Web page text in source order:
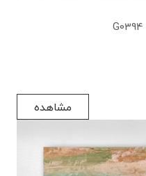
مشاهده